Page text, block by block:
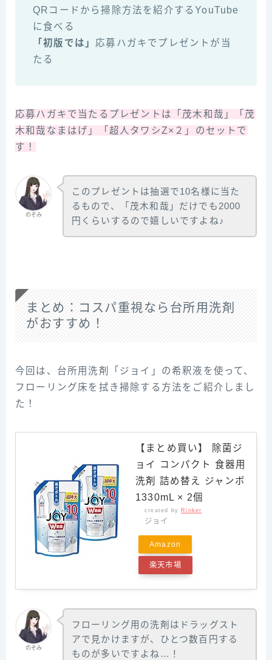
QRコードから掃除方法を紹介するYouTube
に食べる
「初版では」 応募ハガキでプレゼントが当
たる
応募ハガキで当たるプレゼントは「茂木和哉」「茂
木和哉なまはげ」「超人タワシZ×２」のセットで
す！
のぞみ
このプレゼントは抽選で10名様に当た
るもので、「茂木和哉」だけでも2000
円くらいするので嬉しいですよね♪
まとめ：コスパ重視なら台所用洗剤
がおすすめ！
今回は、台所用洗剤「ジョイ」の希釈液を使って、
フローリング床を拭き掃除する方法をご紹介しまし
た！
【まとめ買い】 除菌ジ
ョイ コンパクト 食器用
洗剤 詰め替え ジャンボ
1330mL × 2個
created by Rinker
ジョイ
Amazon
楽天市場
のぞみ
フローリング用の洗剤はドラッグスト
アで見かけますが、ひとつ数百円する
ものが多いですよね…！